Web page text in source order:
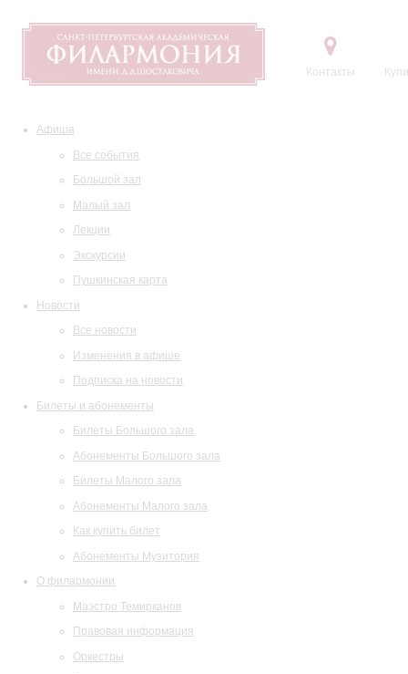
Контакты
Афиша
Все события
Большой зал
Малый зал
Лекции
Экскурсии
Пушкинская карта
Новости
Все новости
Изменения в афише
Подписка на новости
Билеты и абонементы
Билеты Большого зала
Абонементы Большого зала
Билеты Малого зала
Абонементы Малого зала
Как купить билет
Абонементы Музитория
О филармонии
Маэстро Темирканов
Правовая информация
Оркестры